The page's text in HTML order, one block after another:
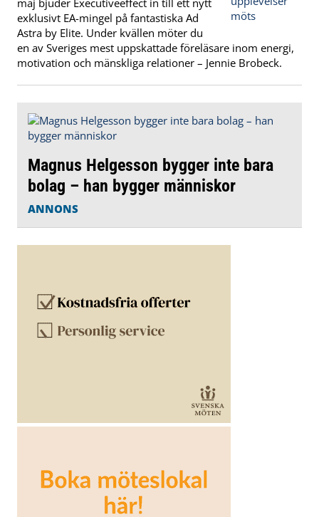
maj bjuder Executiveeffect in till ett nytt
exklusivt EA-mingel på fantastiska Ad
Astra by Elite. Under kvällen möter du
en av Sveriges mest uppskattade föreläsare inom energi,
motivation och mänskliga relationer – Jennie Brobeck.
Magnus Helgesson bygger inte bara
bolag – han bygger människor
ANNONS